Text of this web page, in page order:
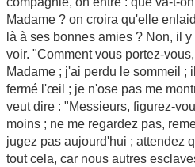
Madame ? on croira qu'elle
là à ses bonnes amies ? Non, il
voir. "Comment vous portez-
Madame ; j'ai perdu le sommeil ;
fermé l'œil ; je n'ose pas me
veut dire : "Messieurs, figurez-
moins ; ne me regardez pas,
jugez pas aujourd'hui ; attendez
tout cela, car nous autres